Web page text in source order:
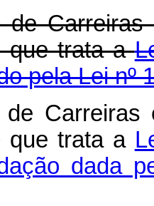
que trata a
pela Lei nº
Carreiras
que trata a
dada